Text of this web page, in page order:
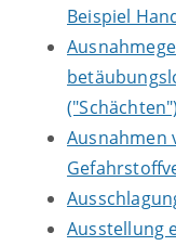
Beispiel
("Schächten")
Ausnahmen
Ausstellung